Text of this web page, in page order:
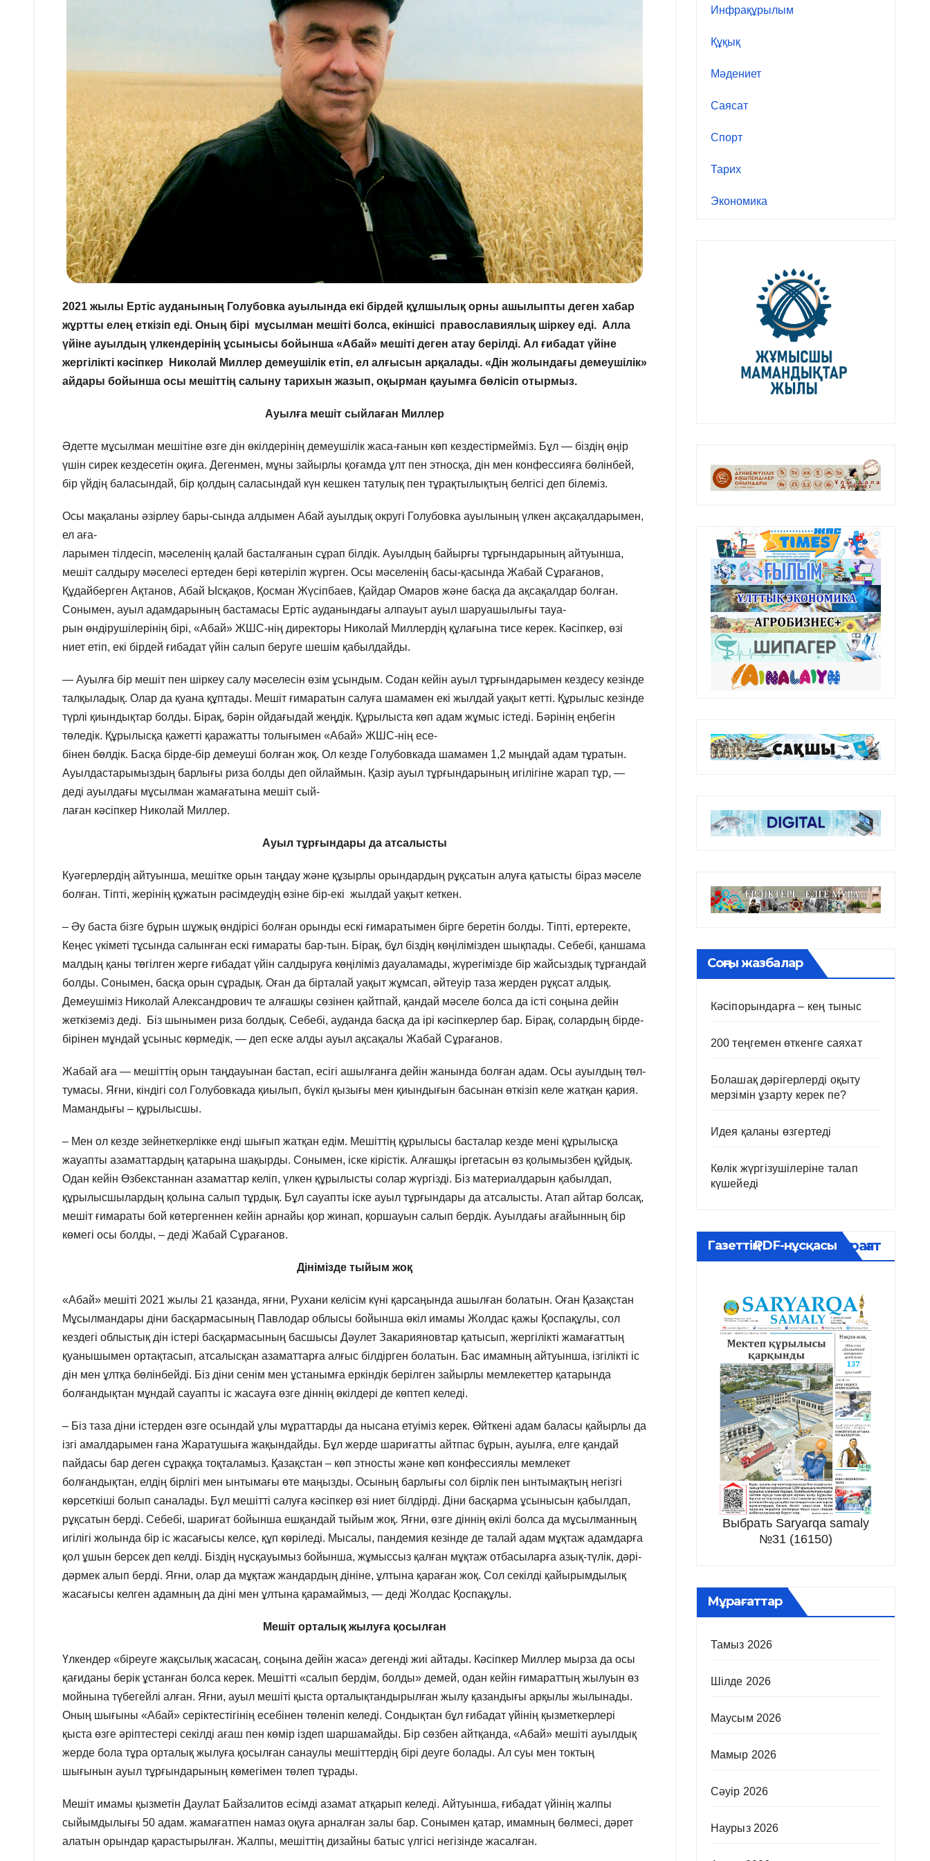
2021 жылы Ертіс ауданының Голубовка ауылында екі бірдей құлшылық орны ашылыпты деген хабар
жұртты елең еткізіп еді. Оның бірі мұсылман мешіті болса, екіншісі православиялық шіркеу еді. Алла
үйіне ауылдың үлкендерінің ұсынысы бойынша «Абай» мешіті деген атау берілді. Ал ғибадат үйіне
жергілікті кәсіпкер Николай Миллер демеушілік етіп, ел алғысын арқалады. «Дін жолындағы демеушілік»
айдары бойынша осы мешіттің салыну тарихын жазып, оқырман қауымға бөлісіп отырмыз.
Ауылға мешіт сыйлаған Миллер
Әдетте мұсылман мешітіне өзге дін өкілдерінің демеушілік жаса-ғанын көп кездестірмейміз. Бұл — біздің өңір
үшін сирек кездесетін оқиға. Дегенмен, мұны зайырлы қоғамда ұлт пен этносқа, дін мен конфессияға бөлінбей,
бір үйдің баласындай, бір қолдың саласындай күн кешкен татулық пен тұрақтылықтың белгісі деп білеміз.
Осы мақаланы әзірлеу бары-сында алдымен Абай ауылдық округі Голубовка ауылының үлкен ақсақалдарымен,
ел аға-
ларымен тілдесіп, мәселенің қалай басталғанын сұрап білдік. Ауылдың байырғы тұрғындарының айтуынша,
мешіт салдыру мәселесі ертеден бері көтеріліп жүрген. Осы мәселенің басы-қасында Жабай Сұрағанов,
Құдайберген Ақтанов, Абай Ысқақов, Қосман Жүсіпбаев, Қайдар Омаров және басқа да ақсақалдар болған.
Сонымен, ауыл адамдарының бастамасы Ертіс ауданындағы алпауыт ауыл шаруашылығы тауа-
рын өндірушілерінің бірі, «Абай» ЖШС-нің директоры Николай Миллердің құлағына тисе керек. Кәсіпкер, өзі
ниет етіп, екі бірдей ғибадат үйін салып беруге шешім қабылдайды.
— Ауылға бір мешіт пен шіркеу салу мәселесін өзім ұсындым. Содан кейін ауыл тұрғындарымен кездесу кезінде
талқыладық. Олар да қуана құптады. Мешіт ғимаратын салуға шамамен екі жылдай уақыт кетті. Құрылыс кезінде
түрлі қиындықтар болды. Бірақ, бәрін ойдағыдай жеңдік. Құрылыста көп адам жұмыс істеді. Бәрінің еңбегін
төледік. Құрылысқа қажетті қаражатты толығымен «Абай» ЖШС-нің есе-
бінен бөлдік. Басқа бірде-бір демеуші болған жоқ. Ол кезде Голубовкада шамамен 1,2 мыңдай адам тұратын.
Ауылдастарымыздың барлығы риза болды деп ойлаймын. Қазір ауыл тұрғындарының игілігіне жарап тұр, —
деді ауылдағы мұсылман жамағатына мешіт сый-
лаған кәсіпкер Николай Миллер.
Ауыл тұрғындары да атсалысты
Куәгерлердің айтуынша, мешітке орын таңдау және құзырлы орындардың рұқсатын алуға қатысты біраз мәселе
болған. Тіпті, жерінің құжатын рәсімдеудің өзіне бір-екі жылдай уақыт кеткен.
– Әу баста бізге бұрын шұжық өндірісі болған орынды ескі ғимаратымен бірге беретін болды. Тіпті, ертеректе,
Кеңес үкіметі тұсында салынған ескі ғимараты бар-тын. Бірақ, бұл біздің көңілімізден шықпады. Себебі, қаншама
малдың қаны төгілген жерге ғибадат үйін салдыруға көңіліміз дауаламады, жүрегімізде бір жайсыздық тұрғандай
болды. Сонымен, басқа орын сұрадық. Оған да бірталай уақыт жұмсап, әйтеуір таза жерден рұқсат алдық.
Демеушіміз Николай Александрович те алғашқы сөзінен қайтпай, қандай мәселе болса да істі соңына дейін
жеткіземіз деді. Біз шынымен риза болдық. Себебі, ауданда басқа да ірі кәсіпкерлер бар. Бірақ, солардың бірде-
бірінен мұндай ұсыныс көрмедік, — деп еске алды ауыл ақсақалы Жабай Сұрағанов.
Жабай аға — мешіттің орын таңдауынан бастап, есігі ашылғанға дейін жанында болған адам. Осы ауылдың төл-
тумасы. Яғни, кіндігі сол Голубовкада қиылып, бүкіл қызығы мен қиындығын басынан өткізіп келе жатқан қария.
Мамандығы – құрылысшы.
– Мен ол кезде зейнеткерлікке енді шығып жатқан едім. Мешіттің құрылысы басталар кезде мені құрылысқа
жауапты азаматтардың қатарына шақырды. Сонымен, іске кірістік. Алғашқы іргетасын өз қолымызбен құйдық.
Одан кейін Өзбекстаннан азаматтар келіп, үлкен құрылысты солар жүргізді. Біз материалдарын қабылдап,
құрылысшылардың қолына салып тұрдық. Бұл сауапты іске ауыл тұрғындары да атсалысты. Атап айтар болсақ,
мешіт ғимараты бой көтергеннен кейін арнайы қор жинап, қоршауын салып бердік. Ауылдағы ағайынның бір
көмегі осы болды, – деді Жабай Сұрағанов.
Дінімізде тыйым жоқ
«Абай» мешіті 2021 жылы 21 қазанда, яғни, Рухани келісім күні қарсаңында ашылған болатын. Оған Қазақстан
Мұсылмандары діни басқармасының Павлодар облысы бойынша өкіл имамы Жолдас қажы Қоспақұлы, сол
кездегі облыстық дін істері басқармасының басшысы Дәулет Закарияновтар қатысып, жергілікті жамағаттың
қуанышымен ортақтасып, атсалысқан азаматтарға алғыс білдірген болатын. Бас имамның айтуынша, ізгілікті іс
дін мен ұлтқа бөлінбейді. Біз діни сенім мен ұстанымға еркіндік берілген зайырлы мемлекеттер қатарында
болғандықтан мұндай сауапты іс жасауға өзге діннің өкілдері де көптеп келеді.
– Біз таза діни істерден өзге осындай ұлы мұраттарды да нысана етуіміз керек. Өйткені адам баласы қайырлы да
ізгі амалдарымен ғана Жаратушыға жақындайды. Бұл жерде шариғатты айтпас бұрын, ауылға, елге қандай
пайдасы бар деген сұраққа тоқталамыз. Қазақстан – көп этносты және көп конфессиялы мемлекет
болғандықтан, елдің бірлігі мен ынтымағы өте маңызды. Осының барлығы сол бірлік пен ынтымақтың негізгі
көрсеткіші болып саналады. Бұл мешітті салуға кәсіпкер өзі ниет білдірді. Діни басқарма ұсынысын қабылдап,
рұқсатын берді. Себебі, шариғат бойынша ешқандай тыйым жоқ. Яғни, өзге діннің өкілі болса да мұсылманның
игілігі жолында бір іс жасағысы келсе, құп көріледі. Мысалы, пандемия кезінде де талай адам мұқтаж адамдарға
қол ұшын берсек деп келді. Біздің нұсқауымыз бойынша, жұмыссыз қалған мұқтаж отбасыларға азық-түлік, дәрі-
дәрмек алып берді. Яғни, олар да мұқтаж жандардың дініне, ұлтына қараған жоқ. Сол секілді қайырымдылық
жасағысы келген адамның да діні мен ұлтына қарамаймыз, — деді Жолдас Қоспақұлы.
Мешіт орталық жылуға қосылған
Үлкендер «біреуге жақсылық жасасаң, соңына дейін жаса» дегенді жиі айтады. Кәсіпкер Миллер мырза да осы
қағиданы берік ұстанған болса керек. Мешітті «салып бердім, болды» демей, одан кейін ғимараттың жылуын өз
мойнына түбегейлі алған. Яғни, ауыл мешіті қыста орталықтандырылған жылу қазандығы арқылы жылынады.
Оның шығыны «Абай» серіктестігінің есебінен төленіп келеді. Сондықтан бұл ғибадат үйінің қызметкерлері
қыста өзге әріптестері секілді ағаш пен көмір іздеп шаршамайды. Бір сөзбен айтқанда, «Абай» мешіті ауылдық
жерде бола тұра орталық жылуға қосылған санаулы мешіттердің бірі деуге болады. Ал суы мен токтың
шығынын ауыл тұрғындарының көмегімен төлеп тұрады.
Мешіт имамы қызметін Даулат Байзалитов есімді азамат атқарып келеді. Айтуынша, ғибадат үйінің жалпы
сыйымдылығы 50 адам. жамағатпен намаз оқуға арналған залы бар. Сонымен қатар, имамның бөлмесі, дәрет
алатын орындар қарастырылған. Жалпы, мешіттің дизайны батыс үлгісі негізінде жасалған.
Инфрақұрылым
Құқық
Мәдениет
Саясат
Спорт
Тарих
Экономика
Соңғы жазбалар
Кәсіпорындарға – кең тыныс
200 теңгемен өткенге саяхат
Болашақ дәрігерлерді оқыту
мерзімін ұзарту керек пе?
Идея қаланы өзгертеді
Көлік жүргізушілеріне талап
күшейеді
Газеттің PDF-нұсқасыМұрағат
Выбрать Saryarqa samaly
№31 (16150)
Мұрағаттар
Тамыз 2026
Шілде 2026
Маусым 2026
Мамыр 2026
Сәуір 2026
Наурыз 2026